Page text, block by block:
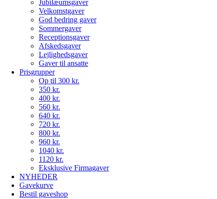
Jubilæumsgaver
Velkomstgaver
God bedring gaver
Sommergaver
Receptionsgaver
Afskedsgaver
Lejlighedsgaver
Gaver til ansatte
Prisgrupper
Op til 300 kr.
350 kr.
400 kr.
560 kr.
640 kr.
720 kr.
800 kr.
960 kr.
1040 kr.
1120 kr.
Eksklusive Firmagaver
NYHEDER
Gavekurve
Bestil gaveshop